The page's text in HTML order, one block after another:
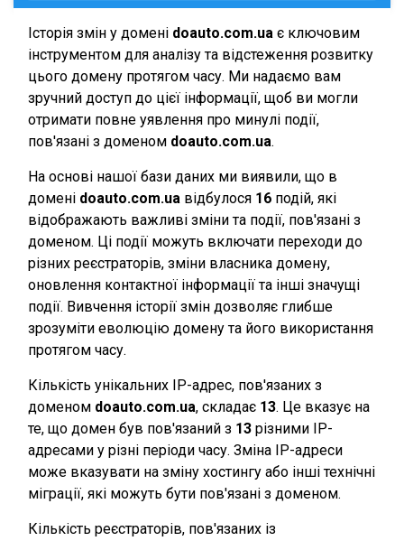
Історія змін у домені doauto.com.ua є ключовим
інструментом для аналізу та відстеження розвитку
цього домену протягом часу. Ми надаємо вам
зручний доступ до цієї інформації, щоб ви могли
отримати повне уявлення про минулі події,
пов'язані з доменом doauto.com.ua.
На основі нашої бази даних ми виявили, що в
домені doauto.com.ua відбулося 16 подій, які
відображають важливі зміни та події, пов'язані з
доменом. Ці події можуть включати переходи до
різних реєстраторів, зміни власника домену,
оновлення контактної інформації та інші значущі
події. Вивчення історії змін дозволяє глибше
зрозуміти еволюцію домену та його використання
протягом часу.
Кількість унікальних IP-адрес, пов'язаних з
доменом doauto.com.ua, складає 13. Це вказує на
те, що домен був пов'язаний з 13 різними IP-
адресами у різні періоди часу. Зміна IP-адреси
може вказувати на зміну хостингу або інші технічні
міграції, які можуть бути пов'язані з доменом.
Кількість реєстраторів, пов'язаних із